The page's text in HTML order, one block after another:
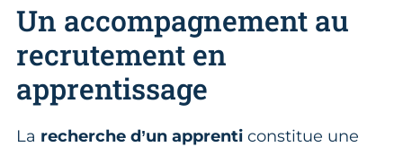
Un accompagnement au
recrutement en
apprentissage
La recherche d’un apprenti constitue une